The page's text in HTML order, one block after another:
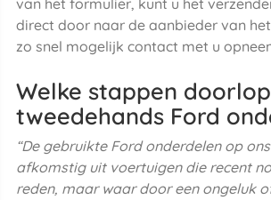
van het formulier, kunt u het
direct door naar de aanbieder van
zo snel mogelijk contact met u
Welke stappen
tweedehands Ford
“De gebruikte Ford onderdelen op
afkomstig uit voertuigen die recent
reden, maar waar door een ongeluk